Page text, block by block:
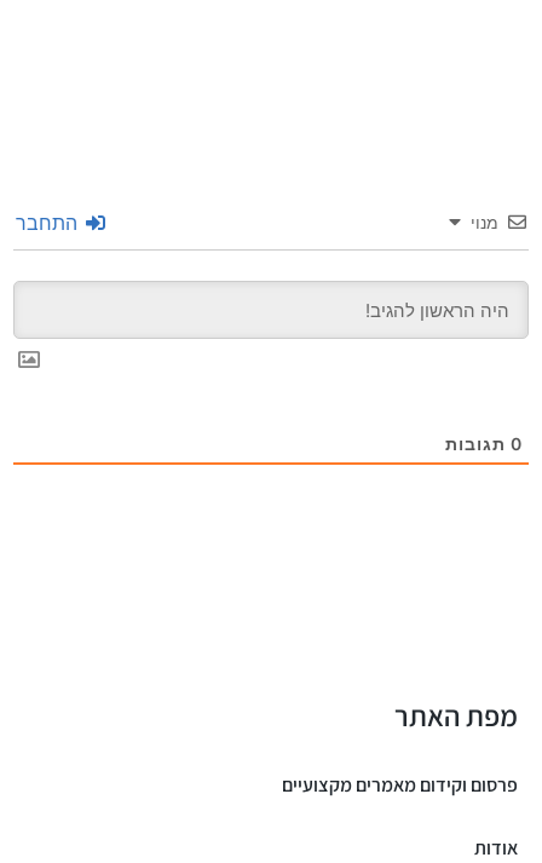
מנוי התחבר
0תגובות
מפת האתר
פרסום וקידום מאמרים מקצועיים
אודות